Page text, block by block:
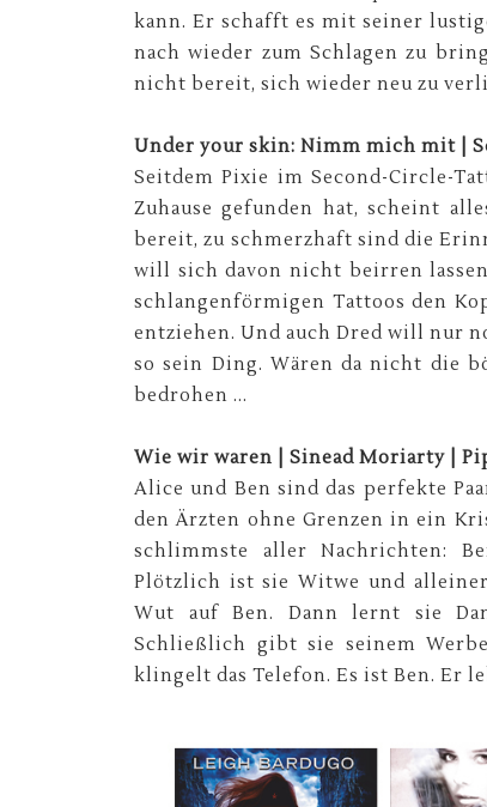
kann. Er schafft es mit seiner
nach wieder zum Schlagen zu
nicht bereit, sich wieder neu zu
Under your skin: Nimm mich mit |
Seitdem Pixie im Second-Circle-
Zuhause gefunden hat, scheint
bereit, zu schmerzhaft sind die
will sich davon nicht beirren
schlangenförmigen Tattoos den
entziehen. Und auch Dred will nur
so sein Ding. Wären da nicht die
bedrohen ...
Wie wir waren | Sinead Moriarty |
Alice und Ben sind das perfekte
den Ärzten ohne Grenzen in ein
schlimmste aller Nachrichten:
Plötzlich ist sie Witwe und
Wut auf Ben. Dann lernt sie
Schließlich gibt sie seinem
klingelt das Telefon. Es ist Ben. Er